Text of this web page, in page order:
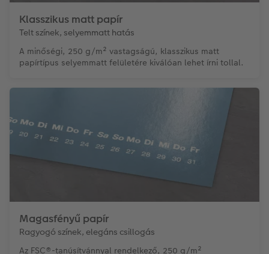
Klasszikus matt papír
Telt színek, selyemmatt hatás
A minőségi, 250 g/m² vastagságú, klasszikus matt
papírtípus selyemmatt felületére kiválóan lehet írni tollal.
Magasfényű papír
Ragyogó színek, elegáns csillogás
Az FSC®-tanúsítvánnyal rendelkező, 250 g/m²